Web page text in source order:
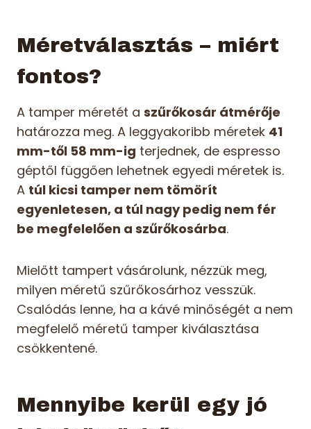
Méretválasztás – miért
fontos?
A tamper méretét a szűrőkosár átmérője
határozza meg. A leggyakoribb méretek 41
mm-től 58 mm-ig terjednek, de espresso
géptől függően lehetnek egyedi méretek is.
A túl kicsi tamper nem tömörít
egyenletesen, a túl nagy pedig nem fér
be megfelelően a szűrőkosárba.
Mielőtt tampert vásárolunk, nézzük meg,
milyen méretű szűrőkosárhoz vesszük.
Csalódás lenne, ha a kávé minőségét a nem
megfelelő méretű tamper kiválasztása
csökkentené.
Mennyibe kerül egy jó